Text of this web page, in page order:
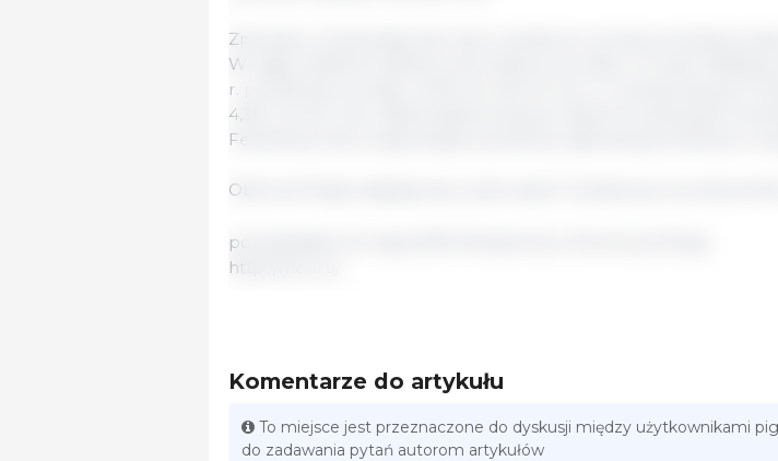
Znaczący rozwój tego kierunku wynika ze wzrostu produkcji
W ciągu ostatnich siedmiu lat liczba ta wzrosła o 1,5 raza. Według
r. produkcja wzrosła o 5,5%, do 4,8 mln ton, w okresie styczeń-
4,3% rok do roku. Niekwestionowanym liderem branży jest
Federalny, który odpowiada za połowę całkowitej produkcji w
Obecnie Rosja znajduje się w pierwszej 7 światowych
poniedziałek 20 maja 2019/ Ministerstwo Rolnictwa/ Rosja.
http://mcx.ru/
Komentarze do artykułu
To miejsce jest przeznaczone do dyskusji między użytkownikami
do zadawania pytań autorom artykułów